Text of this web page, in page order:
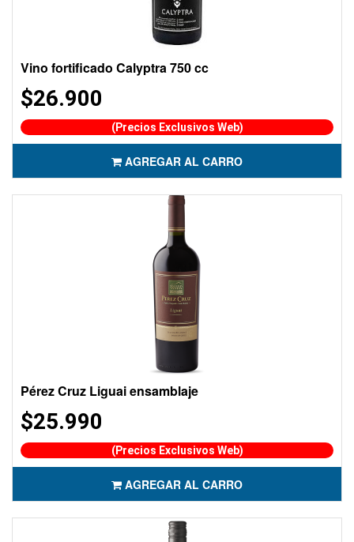
Vino fortificado Calyptra 750 cc
$26.900
(Precios Exclusivos Web)
AGREGAR AL CARRO
Pérez Cruz Liguai ensamblaje
$25.990
(Precios Exclusivos Web)
AGREGAR AL CARRO